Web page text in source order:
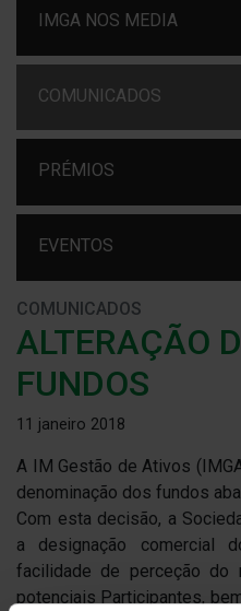
IMGA NOS MEDIA
COMUNICADOS
PRÉMIOS
EVENTOS
COMUNICADOS
ALTERAÇÃO
FUNDOS
11 janeiro 2018
A IM Gestão de Ativos
denominação dos fundos
Com esta decisão, a
a designação comercial
facilidade de perceção
potenciais Participantes,